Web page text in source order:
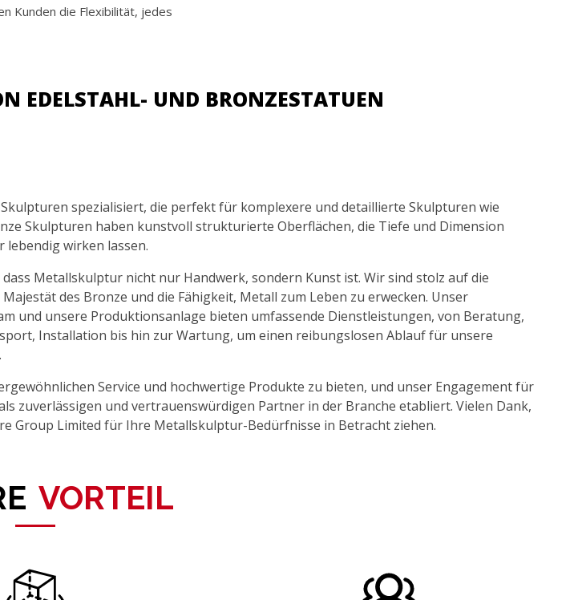
Kunden die Flexibilität, jedes
EDELSTAHL- UND BRONZESTATUEN
spezialisiert, die perfekt für komplexere und detaillierte Skulpturen wie
Skulpturen haben kunstvoll strukturierte Oberflächen, die Tiefe und Dimension
lebendig wirken lassen.
Metallskulptur nicht nur Handwerk, sondern Kunst ist. Wir sind stolz auf die
Majestät des Bronze und die Fähigkeit, Metall zum Leben zu erwecken. Unser
und unsere Produktionsanlage bieten umfassende Dienstleistungen, von Beratung,
Installation bis hin zur Wartung, um einen reibungslosen Ablauf für unsere
Service und hochwertige Produkte zu bieten, und unser Engagement für
zuverlässigen und vertrauenswürdigen Partner in der Branche etabliert. Vielen Dank,
Group Limited für Ihre Metallskulptur-Bedürfnisse in Betracht ziehen.
VORTEIL